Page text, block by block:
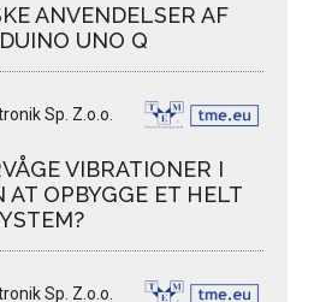
ANVENDELSER AF
UNO Q
Sp. Z.o.o.
VIBRATIONER I
AT OPBYGGE ET HELT
Sp. Z.o.o.